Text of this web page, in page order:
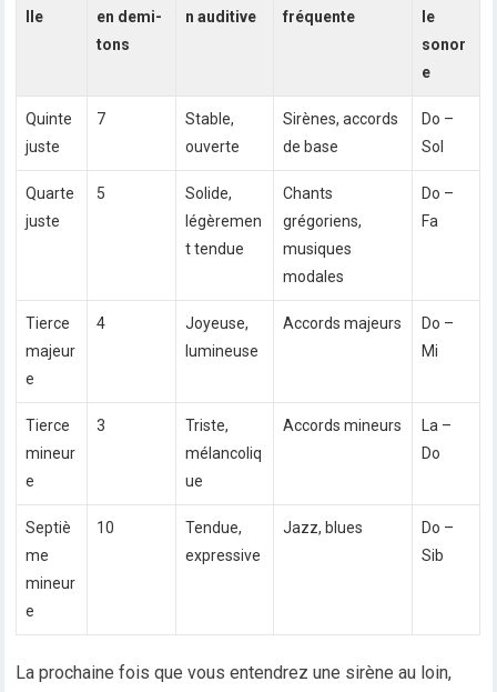
lle
en demi-
tons
n auditive
fréquente
le
sonor
e
Quinte
juste
7
Stable,
ouverte
Sirènes, accords
de base
Do –
Sol
Quarte
juste
5
Solide,
légèremen
t tendue
Chants
grégoriens,
musiques
modales
Do –
Fa
Tierce
majeur
e
4
Joyeuse,
lumineuse
Accords majeurs
Do –
Mi
Tierce
mineur
e
3
Triste,
mélancoliq
ue
Accords mineurs
La –
Do
Septiè
me
mineur
e
10
Tendue,
expressive
Jazz, blues
Do –
Sib
La prochaine fois que vous entendrez une sirène au loin,